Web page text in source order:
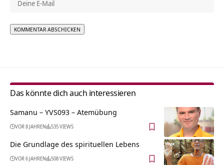
Das könnte dich auch interessieren
Samanu – YVS093 – Atemübung
VOR 8 JAHREN 535 VIEWS
Die Grundlage des spirituellen Lebens
VOR 6 JAHREN 508 VIEWS